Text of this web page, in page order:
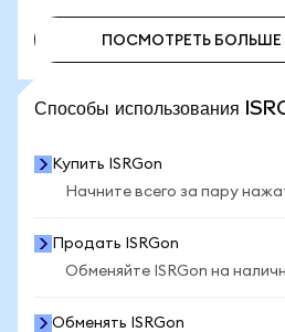
ПОСМОТРЕТЬ БОЛЬШЕ
Способы использования
Купить ISRGon
Начните всего за пару
Продать ISRGon
Обменяйте ISRGon на
Обменять ISRGon